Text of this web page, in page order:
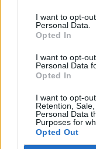
I want to opt-
Personal Data.
Opted In
I want to opt-
Personal Data
Opted In
I want to opt-
Retention,
Personal Data
Purposes for
Opted Out
volt a
Több óráig elérhetetlen
több olvasónk.
Közoktatás